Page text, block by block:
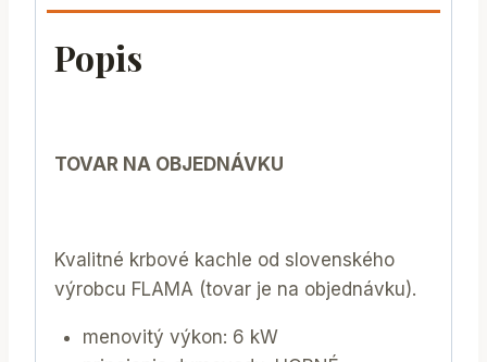
Popis
TOVAR NA OBJEDNÁVKU
Kvalitné krbové kachle od slovenského
výrobcu FLAMA (tovar je na objednávku).
menovitý výkon: 6 kW